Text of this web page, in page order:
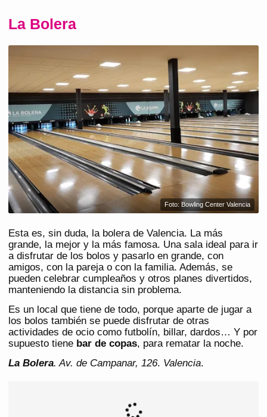
La Bolera
Foto: Bowling Center Valencia
Esta es, sin duda, la bolera de Valencia. La más
grande, la mejor y la más famosa. Una sala ideal para ir
a disfrutar de los bolos y pasarlo en grande, con
amigos, con la pareja o con la familia. Además, se
pueden celebrar cumpleaños y otros planes divertidos,
manteniendo la distancia sin problema.
Es un local que tiene de todo, porque aparte de jugar a
los bolos también se puede disfrutar de otras
actividades de ocio como futbolín, billar, dardos… Y por
supuesto tiene bar de copas, para rematar la noche.
La Bolera. Av. de Campanar, 126. Valencia.